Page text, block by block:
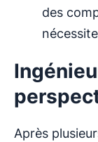
des
Après